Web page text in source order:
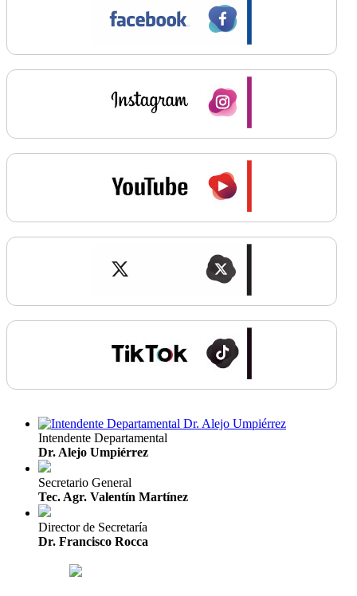
Intendente Departamental
Dr. Alejo Umpiérrez
Secretario General
Tec. Agr. Valentín Martínez
Director de Secretaría
Dr. Francisco Rocca